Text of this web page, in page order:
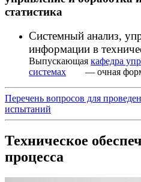
статистика
Системный анализ,
информации в
Выпускающая кафедра
системах
— очная
Перечень вопросов для
испытаний
Техническое
процесса